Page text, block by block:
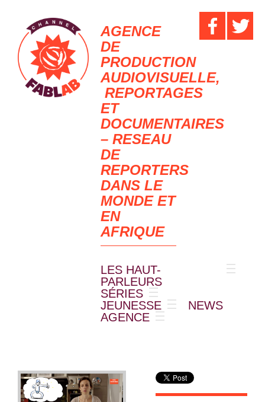
AGENCE
DE
PRODUCTION
AUDIOVISUELLE,
REPORTAGES
ET
DOCUMENTAIRES
– RESEAU
DE
REPORTERS
DANS LE
MONDE ET
EN
AFRIQUE
LES HAUT-
PARLEURS
SÉRIES
JEUNESSE
NEWS
AGENCE